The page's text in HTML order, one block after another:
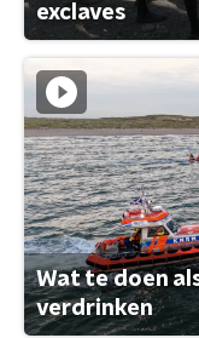
exclaves
Wat te doen
verdrinken